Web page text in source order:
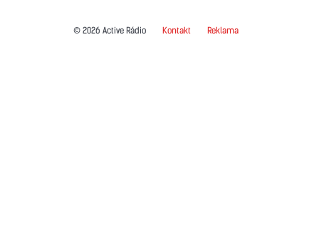
© 2026 Active Rádio Kontakt Reklama